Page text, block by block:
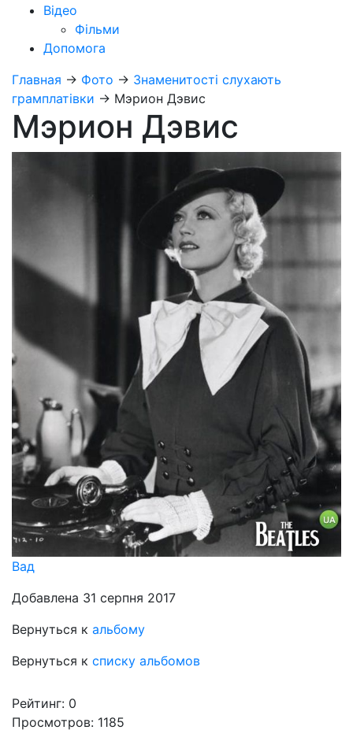
Відео
Фільми
Допомога
Главная → Фото → Знаменитості слухають
грамплатівки → Мэрион Дэвис
Мэрион Дэвис
Вад
Добавлена 31 серпня 2017
Вернуться к альбому
Вернуться к списку альбомов
Рейтинг: 0
Просмотров: 1185